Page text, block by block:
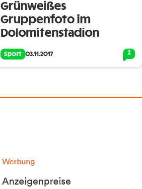
Grünweißes
Gruppenfoto im
Dolomitenstadion
Sport 03.11.2017 2
Werbung
Anzeigenpreise